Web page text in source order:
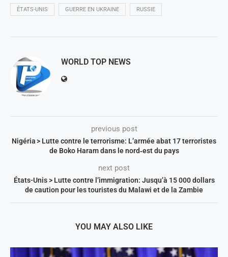
ÉTATS-UNIS GUERRE EN UKRAINE RUSSIE
WORLD TOP NEWS
previous post
Nigéria > Lutte contre le terrorisme: L’armée abat 17 terroristes
de Boko Haram dans le nord‑est du pays
next post
États-Unis > Lutte contre l’immigration: Jusqu’à 15 000 dollars
de caution pour les touristes du Malawi et de la Zambie
YOU MAY ALSO LIKE